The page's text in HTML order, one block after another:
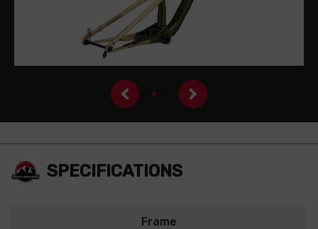
SPECIFICATIONS
Frame